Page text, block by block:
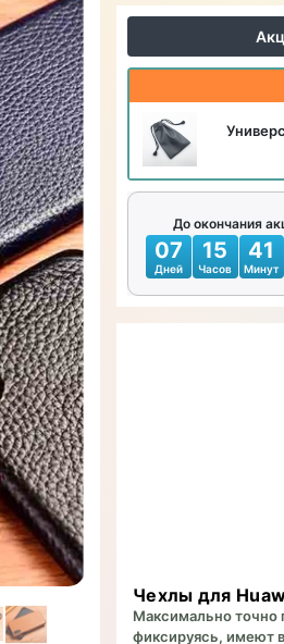
До окончания
07
Дней
15
Часов
41
Минут
Чехлы для
Максимально точно
фиксируясь, имеют